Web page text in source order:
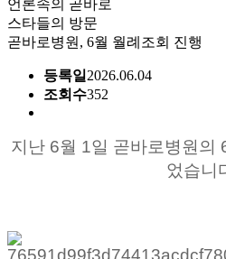
언론속의 곧바로
스타들의 방문
곧바로병원, 6월 월례조회 진행
등록일 2026.06.04
조회수352
지난 6월 1일 곧바로병원의
었습니